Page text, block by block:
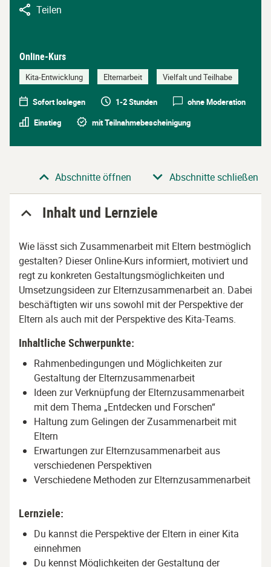
Teilen
Online-Kurs
Kita-Entwicklung Elternarbeit Vielfalt und Teilhabe
Sofort loslegen 1-2 Stunden
ohne Moderation
Einstieg
mit Teilnahmebescheinigung
AbschnittAbschnitte öffnen Abschnitte schließen
Inhalt und Lernziele
Wie lässt sich Zusammenarbeit mit Eltern bestmöglich
gestalten? Dieser Online-Kurs informiert, motiviert und
regt zu konkreten Gestaltungsmöglichkeiten und
Umsetzungsideen zur Elternzusammenarbeit an. Dabei
beschäftigten wir uns sowohl mit der Perspektive der
Eltern als auch mit der Perspektive des Kita-Teams.
Inhaltliche Schwerpunkte:
Rahmenbedingungen und Möglichkeiten zur
Gestaltung der Elternzusammenarbeit
Ideen zur Verknüpfung der Elternzusammenarbeit
mit dem Thema „Entdecken und Forschen“
Haltung zum Gelingen der Zusammenarbeit mit
Eltern
Erwartungen zur Elternzusammenarbeit aus
verschiedenen Perspektiven
Verschiedene Methoden zur Elternzusammenarbeit
Lernziele:
Du kannst die Perspektive der Eltern in einer Kita
einnehmen
Du kennst Möglichkeiten der Gestaltung der